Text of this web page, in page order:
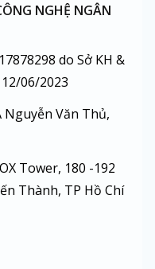
NGHỆ NGÂN
do Sở KH &
06/2023
Nguyễn Văn Thủ,
Tower, 180 -192
Thành, TP Hồ Chí